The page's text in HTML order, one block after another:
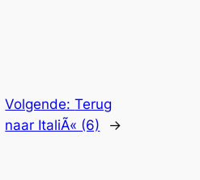
Volgende:Terug
naar ItaliÃ« (6)
→